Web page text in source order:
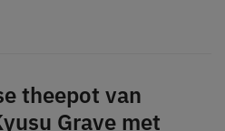
theepot van
Grave met